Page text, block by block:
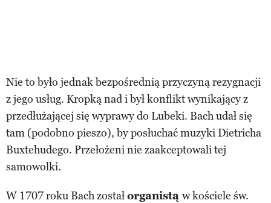
Nie to było jednak bezpośrednią przyczyną rezygnacji
z jego usług. Kropką nad i był konflikt wynikający z
przedłużającej się wyprawy do Lubeki. Bach udał się
tam (podobno pieszo), by posłuchać muzyki Dietricha
Buxtehudego. Przełożeni nie zaakceptowali tej
samowolki.
W 1707 roku Bach zostałorganistą w kościele św.